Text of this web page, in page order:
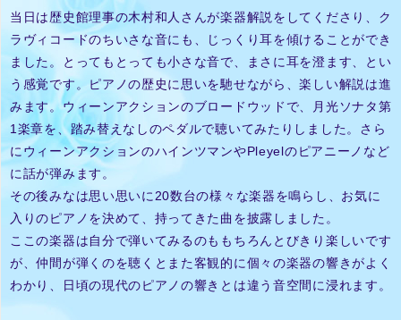
当日は歴史館理事の木村和人さんが楽器解説をしてくださり、ク
ラヴィコードのちいさな音にも、じっくり耳を傾けることができ
ました。とってもとっても小さな音で、まさに耳を澄ます、とい
う感覚です。ピアノの歴史に思いを馳せながら、楽しい解説は進
みます。ウィーンアクションのブロードウッドで、月光ソナタ第
1楽章を、踏み替えなしのペダルで聴いてみたりしました。さら
にウィーンアクションのハインツマンやPleyelのピアニーノなど
に話が弾みます。
その後みなは思い思いに20数台の様々な楽器を鳴らし、お気に
入りのピアノを決めて、持ってきた曲を披露しました。
ここの楽器は自分で弾いてみるのももちろんとびきり楽しいです
が、仲間が弾くのを聴くとまた客観的に個々の楽器の響きがよく
わかり、日頃の現代のピアノの響きとは違う音空間に浸れます。